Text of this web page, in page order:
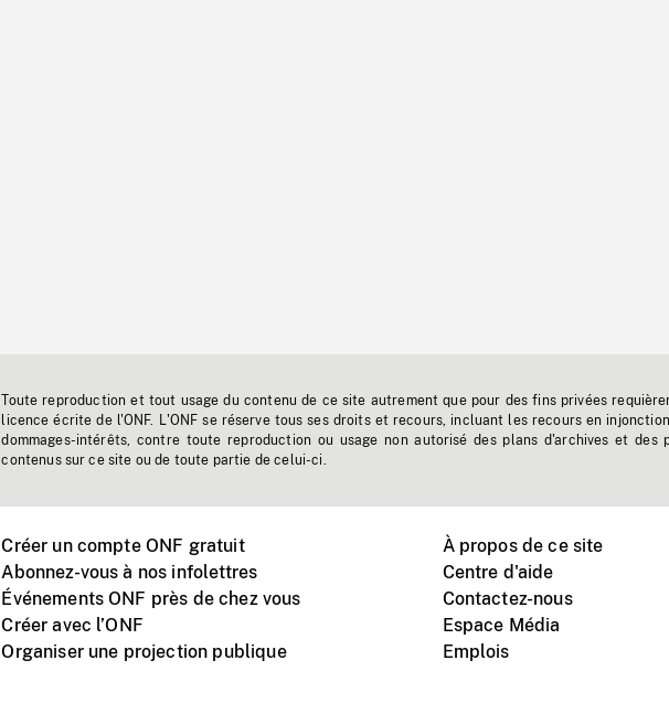
Toute reproduction et tout usage du contenu de ce site autrement que pour des fins privées
licence écrite de l'ONF. L'ONF se réserve tous ses droits et recours, incluant les recours en
dommages-intérêts, contre toute reproduction ou usage non autorisé des plans d'archives et des
contenus sur ce site ou de toute partie de celui-ci.
Créer un compte ONF gratuit
Abonnez-vous à nos infolettres
Événements ONF près de chez vous
Créer avec l’ONF
Organiser une projection publique
À propos de ce site
Centre d'aide
Contactez-nous
Espace Média
Emplois